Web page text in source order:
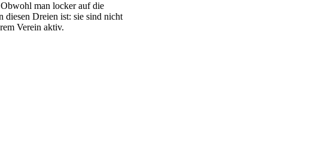
man locker auf die
Dreien ist: sie sind nicht
Verein aktiv.